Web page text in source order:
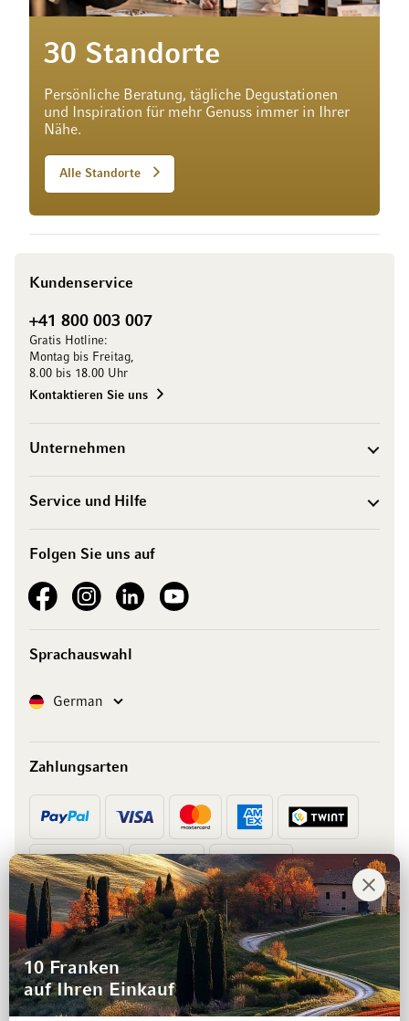
30 Standorte
Persönliche Beratung, tägliche Degustationen
und Inspiration für mehr Genuss immer in Ihrer
Nähe.
Alle Standorte
Kundenservice
+41 800 003 007
Gratis Hotline:
Montag bis Freitag,
8.00 bis 18.00 Uhr
Kontaktieren Sie uns
Unternehmen
Service und Hilfe
Folgen Sie uns auf
See our FacebookSee our Instagram account
See our LinkedInSee our YouTube channel
Sprachauswahl
SpracheGerman
Zahlungsarten
Vorkasse Rechnung
10 Franken
auf Ihren Einkauf